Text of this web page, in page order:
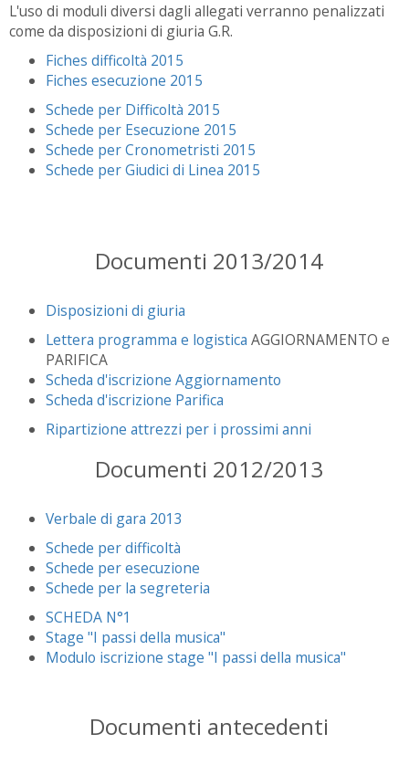
L'uso di moduli diversi dagli allegati verranno penalizzati
come da disposizioni di giuria G.R.
Fiches difficoltà 2015
Fiches esecuzione 2015
Schede per Difficoltà 2015
Schede per Esecuzione 2015
Schede per Cronometristi 2015
Schede per Giudici di Linea 2015
Documenti 2013/2014
Disposizioni di giuria
Lettera programma e logistica AGGIORNAMENTO e
PARIFICA
Scheda d'iscrizione Aggiornamento
Scheda d'iscrizione Parifica
Ripartizione attrezzi per i prossimi anni
Documenti 2012/2013
Verbale di gara 2013
Schede per difficoltà
Schede per esecuzione
Schede per la segreteria
SCHEDA N°1
Stage "I passi della musica"
Modulo iscrizione stage "I passi della musica"
Documenti antecedenti